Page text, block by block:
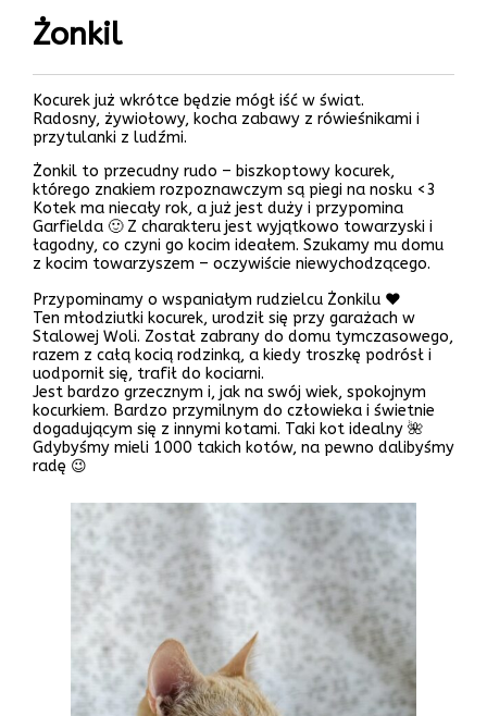
Żonkil
Kocurek już wkrótce będzie mógł iść w świat.
Radosny, żywiołowy, kocha zabawy z rówieśnikami i
przytulanki z ludźmi.
Żonkil to przecudny rudo – biszkoptowy kocurek,
którego znakiem rozpoznawczym są piegi na nosku <3
Kotek ma niecały rok, a już jest duży i przypomina
Garfielda 🙂 Z charakteru jest wyjątkowo towarzyski i
łagodny, co czyni go kocim ideałem. Szukamy mu domu
z kocim towarzyszem – oczywiście niewychodzącego.
Przypominamy o wspaniałym rudzielcu Żonkilu ❤️
Ten młodziutki kocurek, urodził się przy garażach w
Stalowej Woli. Został zabrany do domu tymczasowego,
razem z całą kocią rodzinką, a kiedy troszkę podrósł i
uodpornił się, trafił do kociarni.
Jest bardzo grzecznym i, jak na swój wiek, spokojnym
kocurkiem. Bardzo przymilnym do człowieka i świetnie
dogadującym się z innymi kotami. Taki kot idealny 🌺
Gdybyśmy mieli 1000 takich kotów, na pewno dalibyśmy
radę 😉